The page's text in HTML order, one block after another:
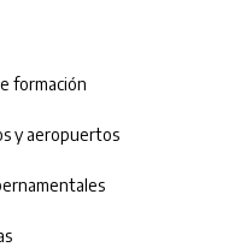
formación
y aeropuertos